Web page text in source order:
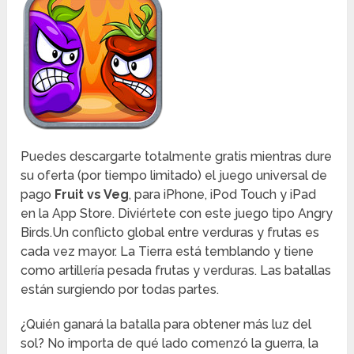
Puedes descargarte totalmente gratis mientras dure
su oferta (por tiempo limitado) el juego universal de
pago Fruit vs Veg, para iPhone, iPod Touch y iPad
en la App Store. Diviértete con este juego tipo Angry
Birds.Un conflicto global entre verduras y frutas es
cada vez mayor. La Tierra está temblando y tiene
como artillería pesada frutas y verduras. Las batallas
están surgiendo por todas partes.
¿Quién ganará la batalla para obtener más luz del
sol? No importa de qué lado comenzó la guerra, la